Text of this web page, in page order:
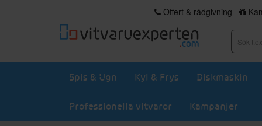
Offert & rådgivning
Spis & Ugn Kyl & Frys Diskmaskin
Professionella vitvaror Kampanjer